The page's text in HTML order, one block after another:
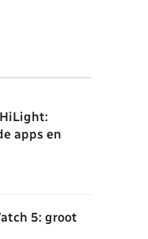
apps en
5: groot